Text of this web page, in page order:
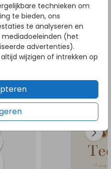
technieken om
te bieden, ons
te analyseren en
(het
advertenties).
wijzigen of intrekken op